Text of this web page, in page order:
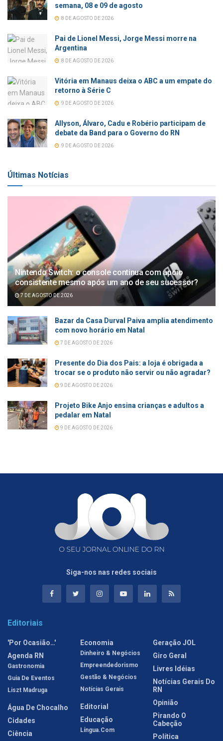
semana, 08 e 09 de agosto
8 DE AGOSTO DE 2026
Pai de Lionel Messi, Jorge Messi morre na
Argentina
8 DE AGOSTO DE 2026
Vitória em Manaus deixa o ABC a um empate do
retorno à Série C
9 DE AGOSTO DE 2026
Allyson, Álvaro, Cadu e Robério participam de
debate da Band para o Governo do RN
9 DE AGOSTO DE 2026
Últimas Notícias
Nintendo Switch: o console continua com apoio
consistente mesmo após um ano de seu sucessor?
7 DE AGOSTO DE 2026
Bazar da Casa Durval Paiva amplia atendimento
com novo horário em Natal
7 DE AGOSTO DE 2026
Presente do Dia dos Pais: a loja é obrigada a
trocar se o produto não servir ou não agradar?
9 DE AGOSTO DE 2026
Projeto Bike Anjo ensina crianças e adultos a
pedalar em Natal
9 DE AGOSTO DE 2026
Siga-nos nas redes sociais
Editoriais
'Por Ocasião…'
Agenda RN
Gastronomia
Guia De Eventos
Liszt Madruga
Água De Chocalho
Cidades
Ciência
Economia
Dinheiro & Negócios
Empreendedorismo
Gestão & Negócios
Notícias Gerais
Editorial
Educação
Língua.com
Geração JOL
Giro Geral
Livres Idéias
Notícias Gerais Do
RN
Opinião
Pirando O
Cabeção
Política